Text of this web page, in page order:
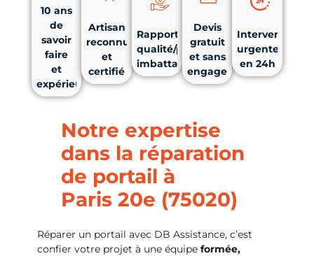
10 ans
de
savoir
faire
et
expérience
Artisan
reconnu
et
certifié
Rapport
qualité/prix
imbattable
Devis
gratuit
et sans
engagement
Intervention
urgente
en 24h
Notre expertise
dans la réparation
de portail à
Paris 20e (75020)
Réparer un portail avec DB Assistance, c’est
confier votre projet à une équipe formée,